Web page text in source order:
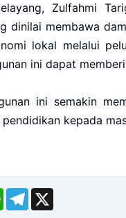
Zulfahmi
dinilai membawa
lokal melalui
ini dapat
ini semakin
kepada
WhatsApp
Telegram